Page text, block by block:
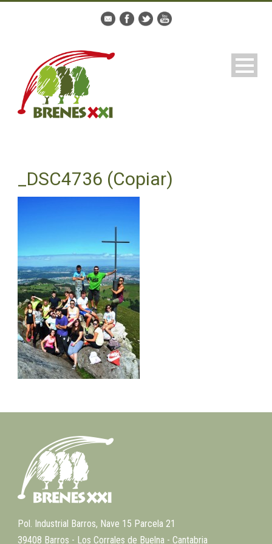
_DSC4736 (Copiar)
Pol. Industrial Barros, Nave 15 Parcela 21
39408 Barros - Los Corrales de Buelna - Cantabria